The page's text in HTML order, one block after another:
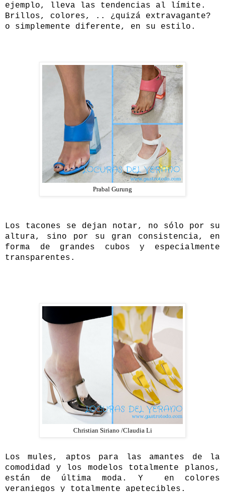
ejemplo, lleva las tendencias al límite.
Brillos, colores, .. ¿quizá extravagante?
o simplemente diferente, en su estilo.
Prabal Gurung
Los tacones se dejan notar, no sólo por su
altura, sino por su gran consistencia, en
forma de grandes cubos y especialmente
transparentes.
Christian Siriano /Claudia Li
Los mules, aptos para las amantes de la
comodidad y los modelos totalmente planos,
están de última moda. Y en colores
veraniegos y totalmente apetecibles.